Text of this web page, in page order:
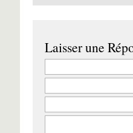
Laisser une